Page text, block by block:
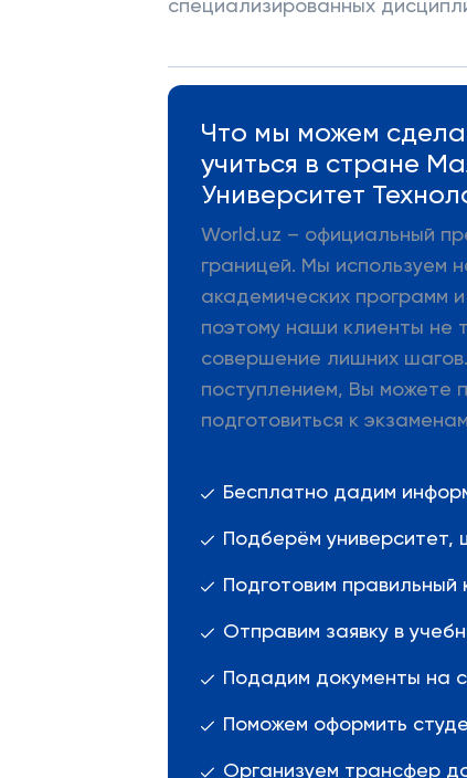
специализированных
Что мы можем
учиться в стране
Университет
World.uz – официальный
границей. Мы используем
академических программ
поэтому наши клиенты не
совершение лишних
поступлением, Вы можете
подготовиться к
Бесплатно дадим
Подберём университет,
Подготовим правильный
Отправим заявку в
Подадим документы на
Поможем оформить
Организуем трансфер